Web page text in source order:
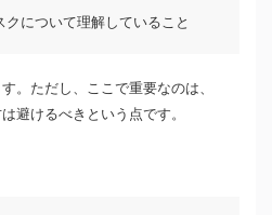
について理解していること
。ただし、ここで重要なのは、
避けるべきという点です。